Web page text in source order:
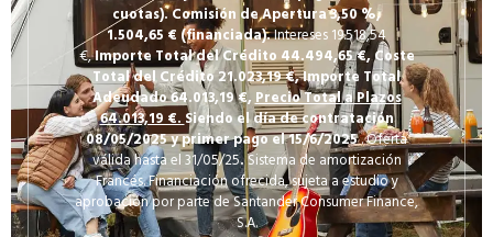
cuotas).Comisión de Apertura 3,50%,
1.504,65 € (financiada).Intereses 19.518,54
€,Importe Total del Crédito 44.494,65€,Coste
Total del Crédito 21.023,19€,Importe Total
Adeudado 64.013,19€,Precio Total a Plazos
64.013,19 €.Siendo el día de contratación
08/05/2025y primer pago el 15/6/2025. Oferta
válida hasta el 31/05/25.Sistema de amortización
Francés. Financiación ofrecida, sujeta a estudio y
aprobación por parte de Santander Consumer Finance,
S.A.